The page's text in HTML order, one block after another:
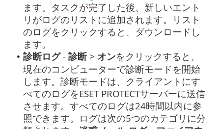
ます。タスクが完了した後、新しいエント
リがログのリストに追加されます。リスト
のログをクリックすると、ダウンロードし
ます。
• 診断ログ- 診断 > オンをクリックすると、
現在のコンピューターで診断モードを開始
します。診断モードは、クライアントにす
べてのログをESET PROTECTサーバーに送信
させます。すべてのログは24時間以内に参
照できます。ログは次の5つのカテゴリに分